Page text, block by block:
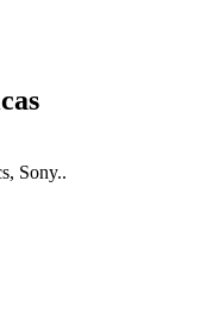
Sony..